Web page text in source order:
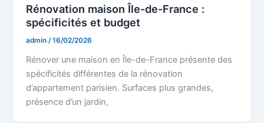
Rénovation maison Île-de-France :
spécificités et budget
admin/16/02/2026
Rénover une maison en Île-de-France présente des
spécificités différentes de la rénovation
d’appartement parisien. Surfaces plus grandes,
présence d’un jardin,